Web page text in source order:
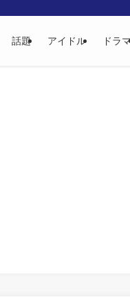
話題 アイドル ドラ